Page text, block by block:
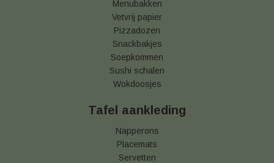
Menubakken
Vetvrij papier
Pizzadozen
Snackbakjes
Soepkommen
Sushi schalen
Wokdoosjes
Tafel aankleding
Napperons
Placemats
Servetten